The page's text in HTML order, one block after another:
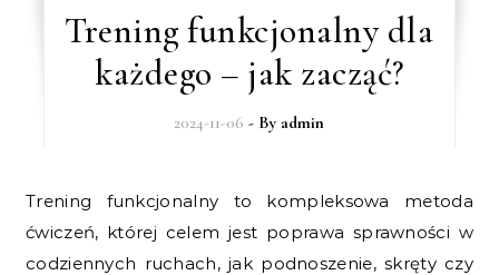
Trening funkcjonalny dla
każdego – jak zacząć?
2024-11-06 - By admin
Trening funkcjonalny to kompleksowa metoda
ćwiczeń, której celem jest poprawa sprawności w
codziennych ruchach, jak podnoszenie, skręty czy